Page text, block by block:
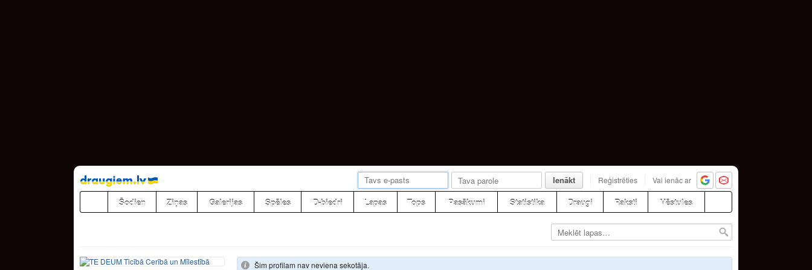
Pāriet
uz
saturu
Ienākt Reģistrēties Vai ienāc ar
Šodien Ziņas Galerijas Spēles D-biedri Lapas Tops Pasākumi Statistika Draugi Raksti Vēstules
Šim profilam nav neviena sekotāja.